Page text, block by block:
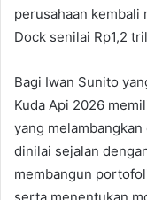
perusahaan kembali
Dock senilai Rp1,2
Bagi Iwan Sunito
Kuda Api 2026
yang
dinilai sejalan
membangun